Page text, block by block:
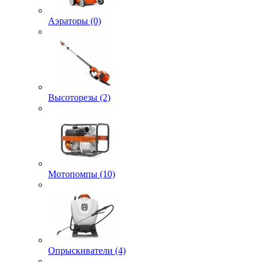
Аэраторы (0)
Высоторезы (2)
Мотопомпы (10)
Опрыскиватели (4)